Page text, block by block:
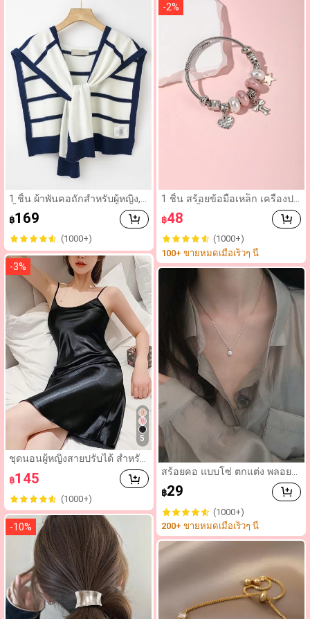
1 ชิ้น ผ้าพันคอถักสำหรับผู้หญิง,
ชิ้นตกแต่งไหล่อเนกประสงค์สำห
รับฤดูใบไม้ผลิ ใบไม้ร่วง ห้องที่มีเ
ครื่องปรับอากาศ ฤดูร้อน
฿169
(1000+)
5
-3%
ชุดนอนผู้หญิงสายปรับได้ สำหรับ
ฤดูร้อน, ชุดเดรสคามิสำหรับผู้ให
ญ่เลียนแบบผ้าไหม, ชุดนอนที่เบา
สบายเซ็กซี่สำหรับฤดูใบไม้ผลิ
฿145
(1000+)
-10%
-2%
1 ชิ้น สร้อยข้อมือเหล็ก เครื่องปร
ะดับมุก จี้โบว์ มุก อุปกรณ์ DIY สี
ชมพู เซรามิกรูปหัวใจ ของขวัญวั
นวาเลนไทน์ ของขวัญเพื่อน งาน
ปาร์ตี้ การรวมตัว วันหยุด
฿48
(1000+)
100+ ขายหมดเมื่อเร็วๆ นี้
สร้อยคอ แบบโซ่ ตกแต่ง พลอยเ
฿29
(1000+)
200+ ขายหมดเมื่อเร็วๆ นี้